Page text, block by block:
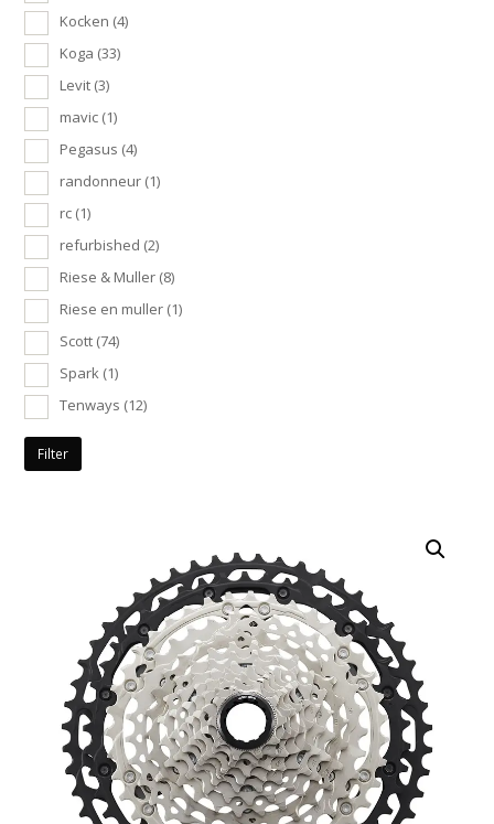
Kocken (4)
Koga (33)
Levit (3)
mavic (1)
Pegasus (4)
randonneur (1)
rc (1)
refurbished (2)
Riese & Muller (8)
Riese en muller (1)
Scott (74)
Spark (1)
Tenways (12)
Filter